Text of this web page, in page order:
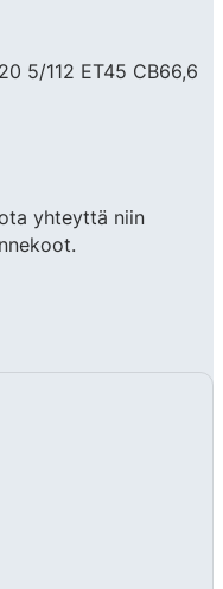
5/112 ET45 CB66,6
yhteyttä niin